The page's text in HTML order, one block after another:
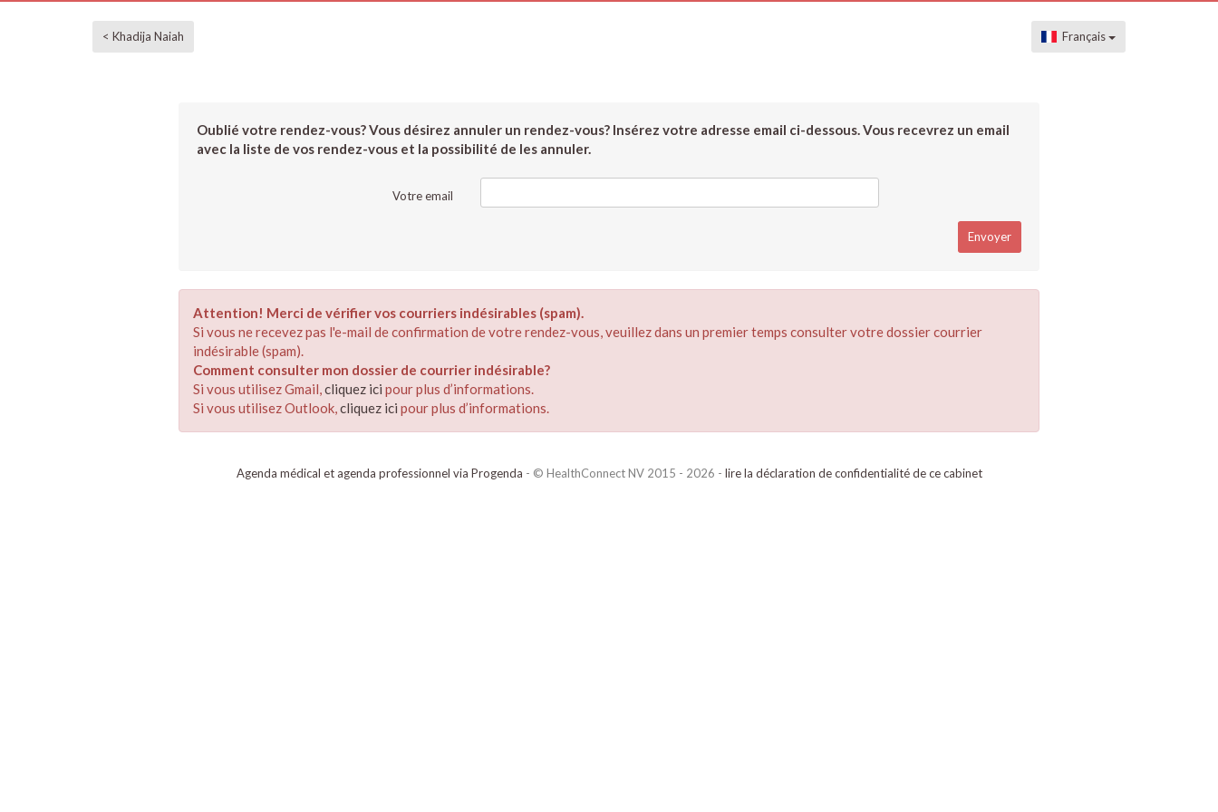
< Khadija Naiah Français
Oublié votre rendez-vous? Vous désirez annuler un rendez-vous? Insérez votre adresse email ci-dessous. Vous recevrez un email
avec la liste de vos rendez-vous et la possibilité de les annuler.
Votre email
Attention! Merci de vérifier vos courriers indésirables (spam).
Si vous ne recevez pas l'e-mail de confirmation de votre rendez-vous, veuillez dans un premier temps consulter votre dossier courrier
indésirable (spam).
Comment consulter mon dossier de courrier indésirable?
Si vous utilisez Gmail,cliquez ici pour plus d’informations.
Si vous utilisez Outlook,cliquez ici pour plus d’informations.
Agenda médical et agenda professionnel via Progenda - © HealthConnect NV 2015 - 2026 - lire la déclaration de confidentialité de ce cabinet